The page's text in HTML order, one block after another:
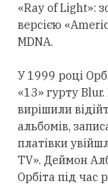
«Ray of Light»:
версією
MDNA.
У 1999 році
«13» гурту
вирішили
альбомів,
платівки
TV». Деймон
Орбіта під час